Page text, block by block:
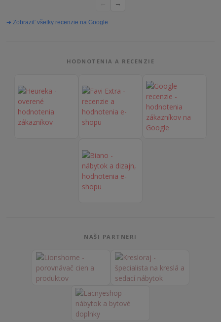
problémov. Vrele odporúčam!“
→
➔ Zobraziť všetky recenzie na Google
HODNOTENIA A RECENZIE
NAŠI PARTNERI